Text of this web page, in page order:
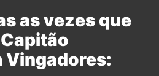
as vezes que
Vingadores: